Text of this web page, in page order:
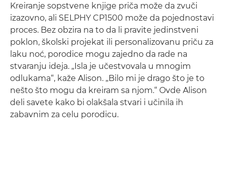
Kreiranje sopstvene knjige priča može da zvuči
izazovno, ali SELPHY CP1500 može da pojednostavi
proces. Bez obzira na to da li pravite jedinstveni
poklon, školski projekat ili personalizovanu priču za
laku noć, porodice mogu zajedno da rade na
stvaranju ideja. „Isla je učestvovala u mnogim
odlukama“, kaže Alison. „Bilo mi je drago što je to
nešto što mogu da kreiram sa njom.“ Ovde Alison
deli savete kako bi olakšala stvari i učinila ih
zabavnim za celu porodicu.